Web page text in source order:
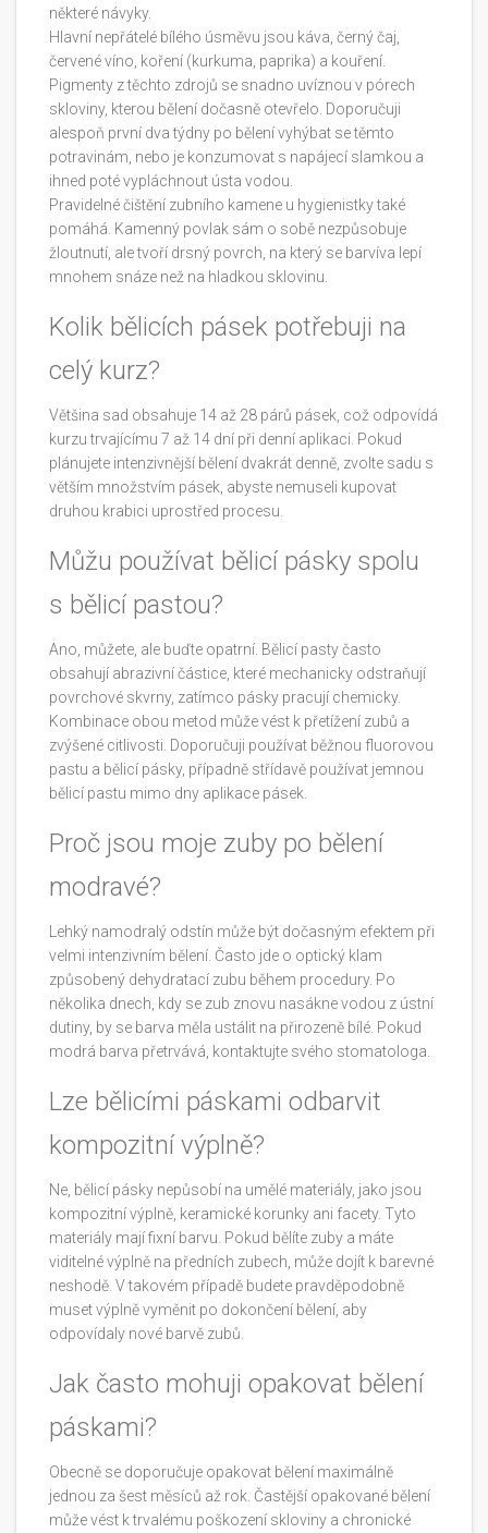
některé návyky.
Hlavní nepřátelé bílého úsměvu jsou káva, černý čaj,
červené víno, koření (kurkuma, paprika) a kouření.
Pigmenty z těchto zdrojů se snadno uvíznou v pórech
skloviny, kterou bělení dočasně otevřelo. Doporučuji
alespoň první dva týdny po bělení vyhýbat se těmto
potravinám, nebo je konzumovat s napájecí slamkou a
ihned poté vypláchnout ústa vodou.
Pravidelné čištění zubního kamene u hygienistky také
pomáhá. Kamenný povlak sám o sobě nezpůsobuje
žloutnutí, ale tvoří drsný povrch, na který se barvíva lepí
mnohem snáze než na hladkou sklovinu.
Kolik bělicích pásek potřebuji na
celý kurz?
Většina sad obsahuje 14 až 28 párů pásek, což odpovídá
kurzu trvajícímu 7 až 14 dní při denní aplikaci. Pokud
plánujete intenzivnější bělení dvakrát denně, zvolte sadu s
větším množstvím pásek, abyste nemuseli kupovat
druhou krabici uprostřed procesu.
Můžu používat bělicí pásky spolu
s bělicí pastou?
Ano, můžete, ale buďte opatrní. Bělicí pasty často
obsahují abrazivní částice, které mechanicky odstraňují
povrchové skvrny, zatímco pásky pracují chemicky.
Kombinace obou metod může vést k přetížení zubů a
zvýšené citlivosti. Doporučuji používat běžnou fluorovou
pastu a bělicí pásky, případně střídavě používat jemnou
bělicí pastu mimo dny aplikace pásek.
Proč jsou moje zuby po bělení
modravé?
Lehký namodralý odstín může být dočasným efektem při
velmi intenzivním bělení. Často jde o optický klam
způsobený dehydratací zubu během procedury. Po
několika dnech, kdy se zub znovu nasákne vodou z ústní
dutiny, by se barva měla ustálit na přirozeně bílé. Pokud
modrá barva přetrvává, kontaktujte svého stomatologa.
Lze bělicími páskami odbarvit
kompozitní výplně?
Ne, bělicí pásky nepůsobí na umělé materiály, jako jsou
kompozitní výplně, keramické korunky ani facety. Tyto
materiály mají fixní barvu. Pokud bělíte zuby a máte
viditelné výplně na předních zubech, může dojít k barevné
neshodě. V takovém případě budete pravděpodobně
muset výplně vyměnit po dokončení bělení, aby
odpovídaly nové barvě zubů.
Jak často mohuji opakovat bělení
páskami?
Obecně se doporučuje opakovat bělení maximálně
jednou za šest měsíců až rok. Častější opakované bělení
může vést k trvalému poškození skloviny a chronické